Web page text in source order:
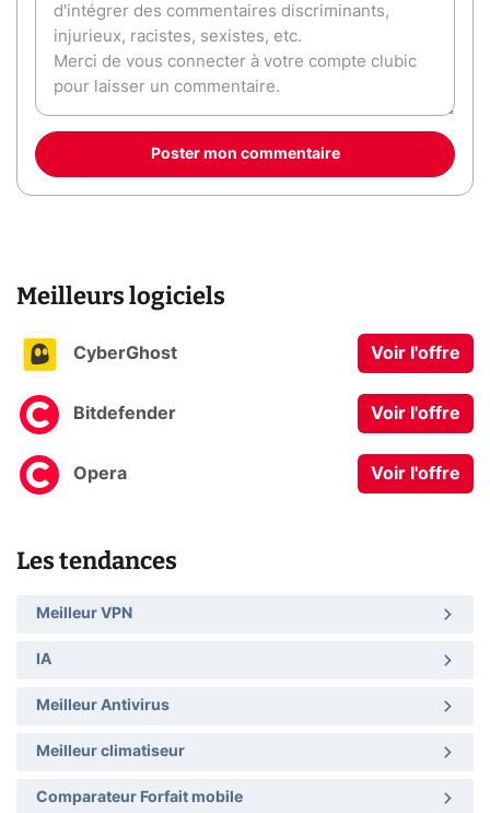
Poster mon commentaire
Meilleurs logiciels
CyberGhost Voir l'offre
Bitdefender Voir l'offre
Opera Voir l'offre
Les tendances
Meilleur VPN
IA
Meilleur Antivirus
Meilleur climatiseur
Comparateur Forfait mobile